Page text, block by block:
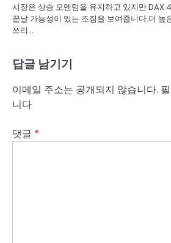
시장은 상승 모멘텀을 유지하고 있지만 DAX
끝날 가능성이 있는 조짐을 보여줍니다.더 높
쓰리…
답글 남기기
이메일 주소는 공개되지 않습니다.
니다
댓글 *